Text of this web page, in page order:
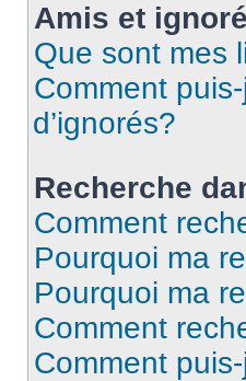
Amis et
Que sont mes
Comment
d’ignorés?
Recherche
Comment
Pourquoi ma
Pourquoi ma
Comment
Comment